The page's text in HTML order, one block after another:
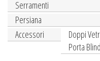
Serramenti
Persiana
Accessori
Doppi
Porta